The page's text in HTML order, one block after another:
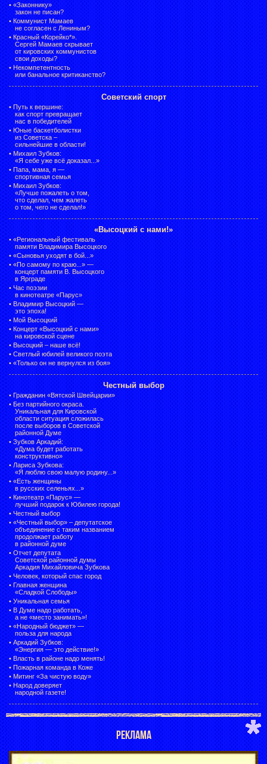
• «Законнику»
закон не писан?
• Коммунист Мамаев
не согласен с Лениным?
• Красный «Корейко*».
Сергей Мамаев скрывает
от кировских коммунистов
свои доходы?
• Некомпетентность
или банальное критиканство?
Советский спорт
• Путь к вершине:
как спорт превращает
нас в победителей
• Юные баскетболистки
из Советска –
сильнейшие в области!
• Михаил Зубков:
«Я себе уже всё доказал...»
• Папа, мама, я —
спортивная семья
• Михаил Зубков:
«Лучше пожалеть о том,
что сделал, чем жалеть
о том, чего не сделал!»
«Высоцкий с нами!»
• «Региональный фестиваль
памяти Владимира Высоцкого
• «Сыновья уходят в бой...»
• «По самому по краю...» —
концерт памяти В. Высоцкого
в Ярграде
• Час поэзии
в кинотеатре «Парус»
• Владимир Высоцкий —
это эпоха!
• Мой Высоцкий
• Концерт «Высоцкий с нами»
на кировской сцене
• Высоцкий – наше всё!
• Светлый юбилей великого поэта
• «Только он не вернулся из боя»
Честный выбор
• Гражданин «Вятской Швейцарии»
• Без партийного окраса.
Уникальная для Кировской
области ситуация сложилась
после выборов в Советской
районной Думе
• Зубков Аркадий:
«Дума будет работать
конструктивно»
• Лариса Зубкова:
«Я люблю свою малую родину...»
• «Есть женщины
в русских селеньях...»
• Кинотеатр «Парус» —
лучший подарок к Юбилею города!
• Честный выбор
• «Честный выбор» – депутатское
объединение с таким названием
продолжает работу
в районной думе
• Отчет депутата
Советской районной думы
Аркадия Михайловича Зубкова
• Человек, который спас город
• Главная женщина
«Сладкой Слободы»
• Уникальная семья
• В Думе надо работать,
а не «место занимать»!
• «Народный бюджет» —
польза для народа
• Аркадий Зубков:
«Энергия — это действие!»
• Власть в районе надо менять!
• Пожарная команда в Коже
• Митинг «За чистую воду»
• Народ доверяет
народной газете!
РЕКЛАМА